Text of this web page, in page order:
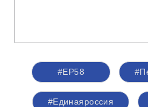
#ЕР58
#Единаяроссия